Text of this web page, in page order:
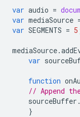
var audio =
var mediaSource
var SEGMENTS = 5
mediaSource.
var
function
// Append
sourceBuffer .
}